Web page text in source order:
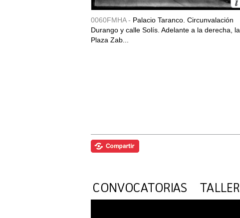
0060FMHA - Palacio Taranco. Circunvalación
Durango y calle Solís. Adelante a la derecha, la
Plaza Zab...